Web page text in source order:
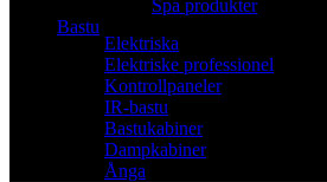
Spa produkter
Bastu
Elektriska
Elektriske professionel
Kontrollpaneler
IR-bastu
Bastukabiner
Dampkabiner
Ånga